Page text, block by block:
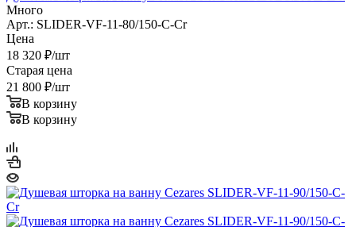
Много
Арт.: SLIDER-VF-11-80/150-C-Cr
Цена
18 320 ₽/шт
Старая цена
21 800 ₽/шт
В корзину
В корзину